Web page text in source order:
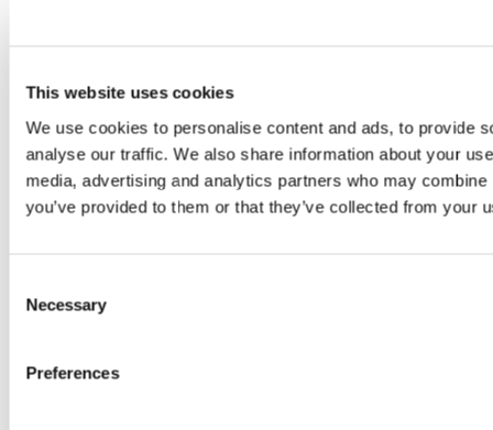
This website uses cookies
We use cookies to personalise content and ads, to provide
analyse our traffic. We also share information about your
media, advertising and analytics partners who may
you’ve provided to them or that they’ve collected from your
Selection
Necessary
Preferences
don à la Fundación RadaBer,